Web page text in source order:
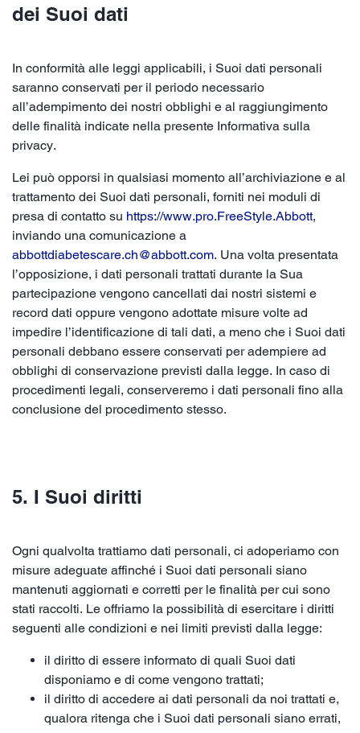
dei Suoi dati
In conformità alle leggi applicabili, i Suoi dati personali
saranno conservati per il periodo necessario
all’adempimento dei nostri obblighi e al raggiungimento
delle finalità indicate nella presente Informativa sulla
privacy.
Lei può opporsi in qualsiasi momento all’archiviazione e al
trattamento dei Suoi dati personali, forniti nei moduli di
presa di contatto su https://www.pro.FreeStyle.Abbott,
inviando una comunicazione a
abbottdiabetescare.ch@abbott.com. Una volta presentata
l’opposizione, i dati personali trattati durante la Sua
partecipazione vengono cancellati dai nostri sistemi e
record dati oppure vengono adottate misure volte ad
impedire l’identificazione di tali dati, a meno che i Suoi dati
personali debbano essere conservati per adempiere ad
obblighi di conservazione previsti dalla legge. In caso di
procedimenti legali, conserveremo i dati personali fino alla
conclusione del procedimento stesso.
5. I Suoi diritti
Ogni qualvolta trattiamo dati personali, ci adoperiamo con
misure adeguate affinché i Suoi dati personali siano
mantenuti aggiornati e corretti per le finalità per cui sono
stati raccolti. Le offriamo la possibilità di esercitare i diritti
seguenti alle condizioni e nei limiti previsti dalla legge:
il diritto di essere informato di quali Suoi dati
disponiamo e di come vengono trattati;
il diritto di accedere ai dati personali da noi trattati e,
qualora ritenga che i Suoi dati personali siano errati,